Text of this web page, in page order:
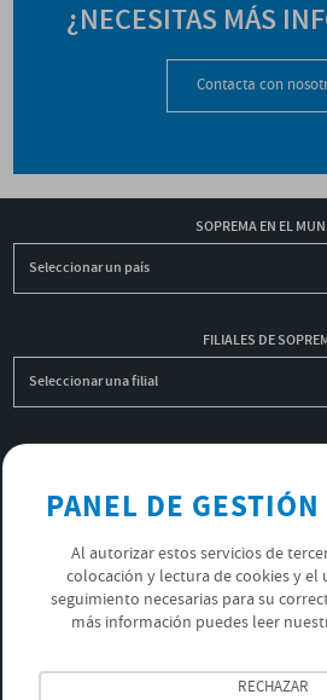
¿NECESITAS MÁS
Contacta con
SOPREMA EN EL
Seleccionar un país
FILIALES DE
Seleccionar una filial
POLÍTICA DE PRIVACIDAD
ÚNETE AL EQUIPO SOPREMA
SÍGUENOS
PANEL DE
Al autorizar estos servicios de
colocación y lectura de cookies y el
seguimiento necesarias para su
más información puedes leer
RECHAZAR